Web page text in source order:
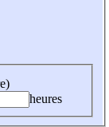
heures